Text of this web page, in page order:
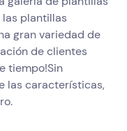
plantillas
gran variedad de
de clientes
tiempo!Sin
las características,